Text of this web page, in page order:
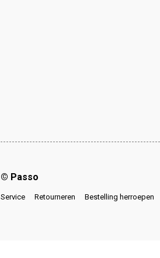
© Passo
Service Retourneren Bestelling herroepen